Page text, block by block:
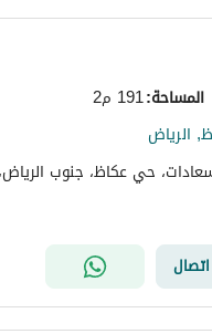
المساحة:191 م2
الرياض
حي عكاظ، جنوب
اتصال